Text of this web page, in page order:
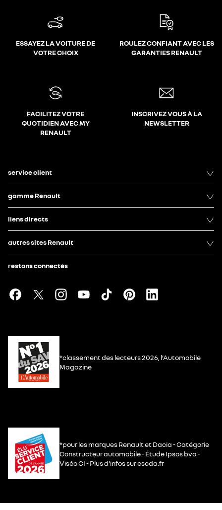
ESSAYEZ LA VOITURE DE
VOTRE CHOIX
ROULEZ CONFIANT AVEC LES
GARANTIES RENAULT
FACILITEZ VOTRE
QUOTIDIEN AVEC MY
RENAULT
INSCRIVEZ VOUS À LA
NEWSLETTER
service client
gamme Renault
liens directs
autres sites Renault
restons connectés
*classement des lecteurs 2026, l’Automobile
Magazine
*pour les marques Renault et Dacia - Catégorie
Constructeur automobile - Étude Ipsos bva -
Viséo CI - Plus d’infos sur escda.fr